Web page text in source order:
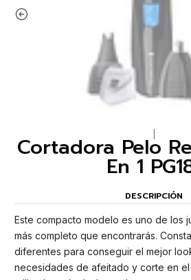
Cortadora Pelo
En 1
DESCRIPCIÓN
Este compacto modelo es uno de los
más completo que encontrarás.
diferentes para conseguir el mejor
necesidades de afeitado y corte en el